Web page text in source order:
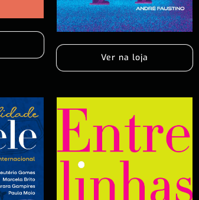
Ver na loja